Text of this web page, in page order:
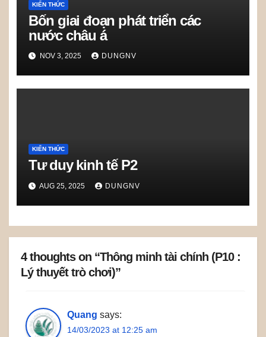
KIẾN THỨC
Bốn giai đoạn phát triển các
nước châu á
NOV 3, 2025 DUNGNV
KIẾN THỨC
Tư duy kinh tế P2
AUG 25, 2025 DUNGNV
4 thoughts on “Thông minh tài chính (P10 :
Lý thuyết trò chơi)”
Quang says:
14/03/2023 at 12:25 am